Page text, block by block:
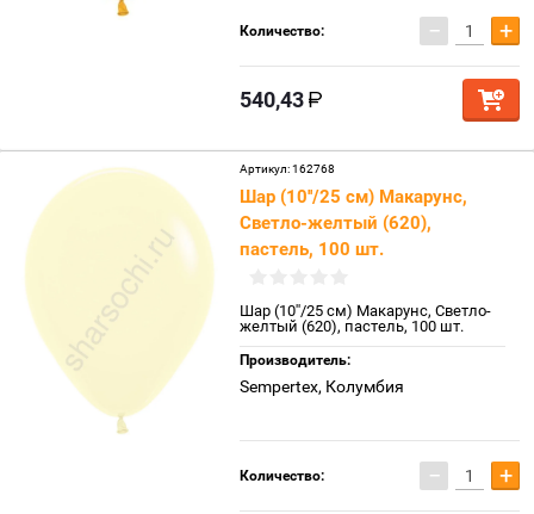
Количество: − +
540,43
Артикул:162768
Шар (10''/25 см) Макарунс,
Светло-желтый (620),
пастель, 100 шт.
Шар (10''/25 см) Макарунс, Светло-
желтый (620), пастель, 100 шт.
Производитель:
Sempertex, Колумбия
Количество: − +